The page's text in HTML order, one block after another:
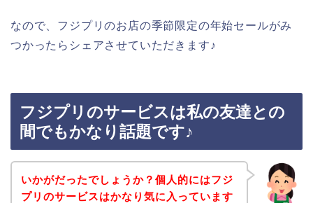
なので、フジプリのお店の季節限定の年始セールがみ
つかったらシェアさせていただきます♪
フジプリのサービスは私の友達との
間でもかなり話題です♪
いかがだったでしょうか？個人的にはフジ
プリのサービスはかなり気に入っています